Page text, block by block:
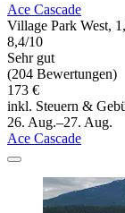
Ace Cascade
Village Park West,
8,4/10
Sehr gut
(204 Bewertungen)
173 €
inkl. Steuern &
26. Aug.–27. Aug.
Ace Cascade